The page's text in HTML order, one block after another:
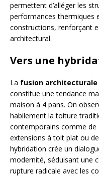
permettent d’alléger les
performances thermiques
constructions, renforçant
architectural.
Vers une
La fusion architecturale
constitue une tendance
maison à 4 pans. On
habilement la toiture
contemporains comme de
extensions à toit plat ou
hybridation crée un
modernité, séduisant une
rupture radicale avec les